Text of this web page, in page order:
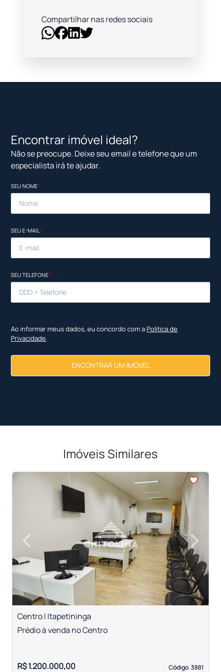
Compartilhar nas redes sociais
Encontrar imóvel ideal?
Não se preocupe. Deixe seu email e telefone que um
especialista irá te ajudar.
SEU NOME*
SEU E-MAIL*
SEU TELEFONE*
Ao informar meus dados, eu concordo com a Política de
Privacidade.
ENCONTRAR UM IMÓVEL
Imóveis Similares
‹Previous ›Next
Centro | Itapetininga
Código. 3881
Código. 3881
Prédio à venda no Centro
R$ 1.200.000,00